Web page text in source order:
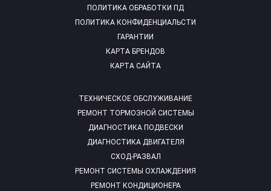
ТЕХНИЧЕСКОЕ ОБСЛУЖИВАНИЕ
РЕМОНТ ТОРМОЗНОЙ СИСТЕМЫ
ДИАГНОСТИКА ПОДВЕСКИ
ДИАГНОСТИКА ДВИГАТЕЛЯ
СХОД-РАЗВАЛ
РЕМОНТ СИСТЕМЫ ОХЛАЖДЕНИЯ
РЕМОНТ КОНДИЦИОНЕРА
ПОЛИТИКА ОБРАБОТКИ ПД
ПОЛИТИКА КОНФИДЕНЦИАЛЬСТИ
ГАРАНТИИ
КАРТА БРЕНДОВ
КАРТА САЙТА